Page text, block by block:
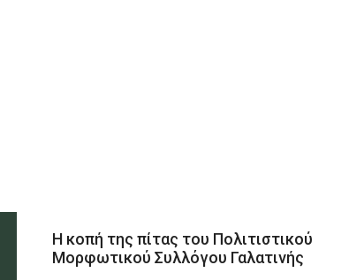
Η κοπή της πίτας του Πολιτιστικού
Μορφωτικού Συλλόγου Γαλατινής